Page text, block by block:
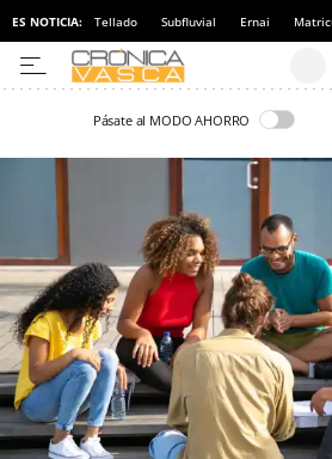
ES NOTICIA: Tellado Subfluvial Ernai
Pásate al MODO AHORRO